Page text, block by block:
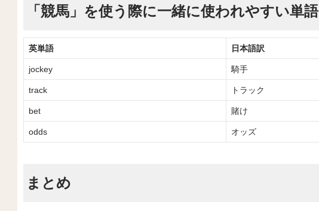
「競馬」を使う際に一緒に使われやすい単語
英単語 日本語訳
jockey 騎手
track トラック
bet 賭け
odds オッズ
まとめ